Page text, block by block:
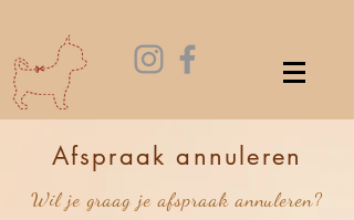
Afspraak annuleren
Wil je graag je afspraak annuleren?